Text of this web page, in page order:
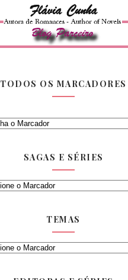
TODOS OS MARCADORES
SAGAS E SÉRIES
TEMAS